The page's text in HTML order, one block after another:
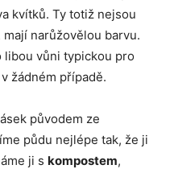
kvítků. Ty totiž nejsou
narůžovělou barvu.
libou vůni typickou pro
žádném případě.
původem ze
půdu nejlépe tak, že ji
ji s kompostem,